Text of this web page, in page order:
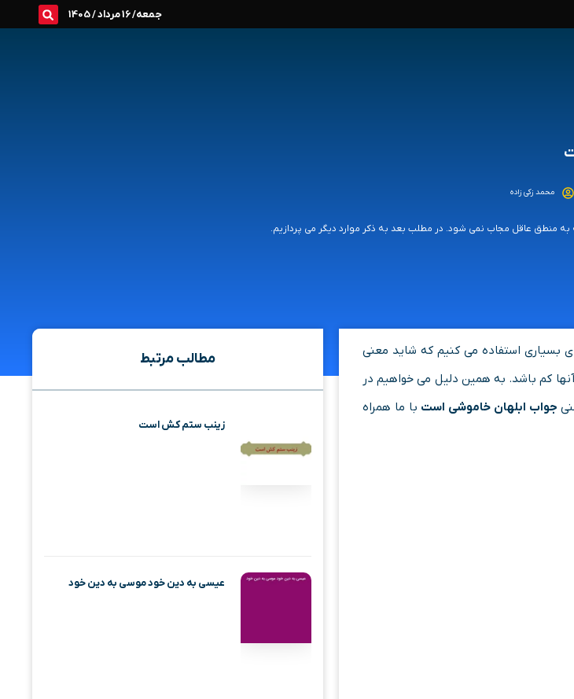
جمعه/ 16 مرداد / 1405
محمد زکی زاده
منطق عاقل مجاب نمی شود. در مطلب بعد به ذکر موارد دیگر می پردازیم.
بسیاری استفاده می کنیم که شاید معنی
کم باشد. به همین دلیل می خواهیم در
جواب ابلهان خاموشی است با ما همراه
مطالب مرتبط
زینب ستم کش است
عیسی به دین خود موسی به دین خود